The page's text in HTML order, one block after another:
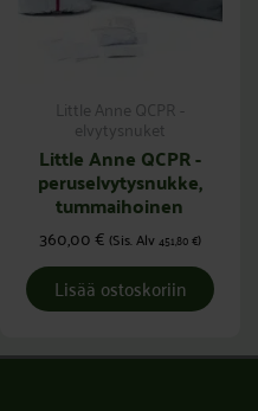
Little Anne QCPR -
elvytysnuket
Little Anne QCPR -
peruselvytysnukke,
tummaihoinen
360,00€(Sis. Alv451,80€)
Lisää ostoskoriin